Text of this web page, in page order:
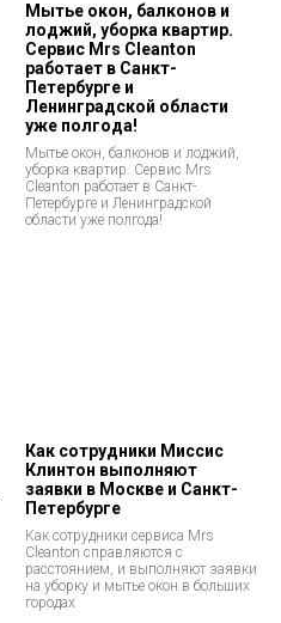
Мытье окон, балконов и
лоджий, уборка квартир.
Сервис Mrs Cleanton
работает в Санкт-
Петербурге и
Ленинградской области
уже полгода!
Мытье окон, балконов и лоджий,
уборка квартир. Сервис Mrs
Cleanton работает в Санкт-
Петербурге и Ленинградской
области уже полгода!
Как сотрудники Миссис
Клинтон выполняют
заявки в Москве и Санкт-
Петербурге
Как сотрудники сервиса Mrs
Cleanton справляются с
расстоянием, и выполняют заявки
на уборку и мытье окон в больших
городах